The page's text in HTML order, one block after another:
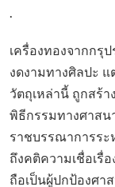
.
เครื่องทองจากกรุ
งดงามทางศิลปะ
วัตถุเหล่านี้ ถูกสร้
พิธีกรรมทางศาสน
ราชบรรณาการระ
ถึงคติความเชื่อเรื่
ถือเป็นผู้ปกป้องศา